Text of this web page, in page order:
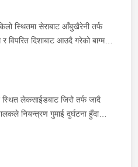
स्थितमा सेराबाट आँबुखैरेनी तर्फ
दिशाबाट आउदै गरेको बाग्मती
बस्ने वर्ष ३४ को विवश वि.क,
वि.क को छोरी १५ महिनाकी प्रभा
पालुङटार न.पा.६ बस्ने वर्ष ३० को
बस्ने वर्ष ४२ को कृष्णा राम नराल
लेकसाईडबाट जिरो तर्फ जादै
नियन्त्रण गुमाई दुर्घटना हुँदा
घाईते भई उपचारको लागि G.M.C